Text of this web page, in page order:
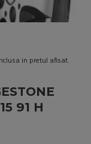
in pretul afisat.
91 H